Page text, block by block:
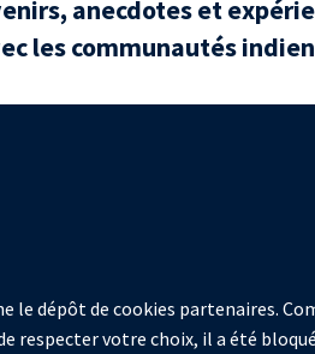
anecdotes et
les communautés
le dépôt de cookies partenaires.
respecter votre choix, il a été